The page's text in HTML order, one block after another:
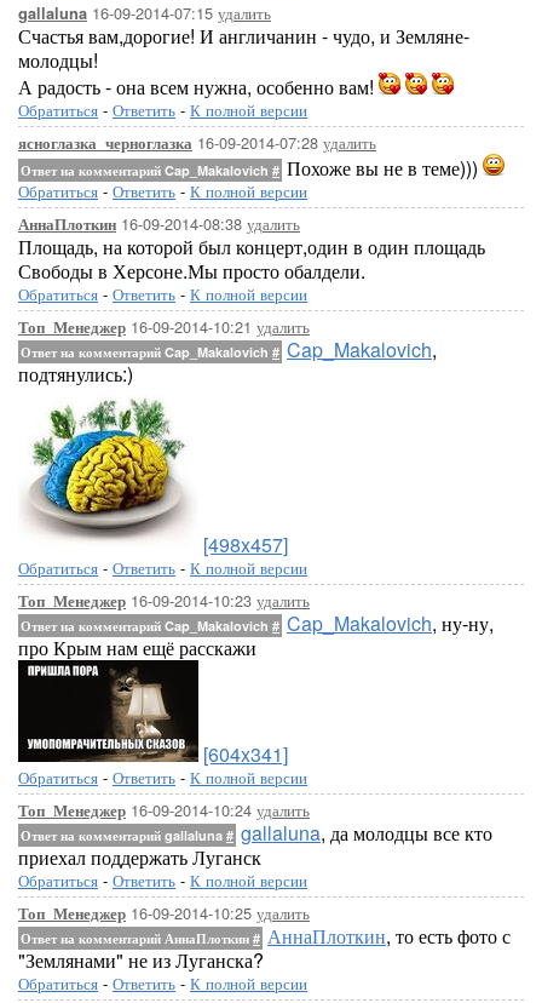
gallaluna 16-09-2014-07:15 удалить
Счастья вам,дорогие! И англичанин - чудо, и Земляне-
молодцы!
А радость - она всем нужна, особенно вам!
Обратиться - Ответить - К полной версии
ясноглазка_черноглазка 16-09-2014-07:28 удалить
Ответ на комментарий Cap_Makalovich # Похоже вы не в теме)))
Обратиться - Ответить - К полной версии
АннаПлоткин 16-09-2014-08:38 удалить
Площадь, на которой был концерт,один в один площадь
Свободы в Херсоне.Мы просто обалдели.
Обратиться - Ответить - К полной версии
Топ_Менеджер 16-09-2014-10:21 удалить
Ответ на комментарий Cap_Makalovich # Cap_Makalovich,
подтянулись:)
[498x457]
Обратиться - Ответить - К полной версии
Топ_Менеджер 16-09-2014-10:23 удалить
Ответ на комментарий Cap_Makalovich # Cap_Makalovich, ну-ну,
про Крым нам ещё расскажи
[604x341]
Обратиться - Ответить - К полной версии
Топ_Менеджер 16-09-2014-10:24 удалить
Ответ на комментарий gallaluna # gallaluna, да молодцы все кто
приехал поддержать Луганск
Обратиться - Ответить - К полной версии
Топ_Менеджер 16-09-2014-10:25 удалить
Ответ на комментарий АннаПлоткин # АннаПлоткин, то есть фото с
"Землянами" не из Луганска?
Обратиться - Ответить - К полной версии